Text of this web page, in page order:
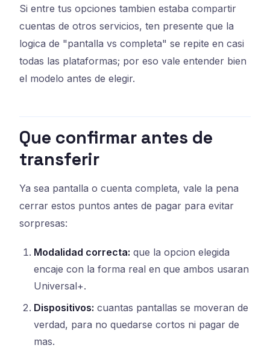
Si entre tus opciones tambien estaba compartir
cuentas de otros servicios, ten presente que la
logica de "pantalla vs completa" se repite en casi
todas las plataformas; por eso vale entender bien
el modelo antes de elegir.
Que confirmar antes de
transferir
Ya sea pantalla o cuenta completa, vale la pena
cerrar estos puntos antes de pagar para evitar
sorpresas:
Modalidad correcta: que la opcion elegida
encaje con la forma real en que ambos usaran
Universal+.
Dispositivos: cuantas pantallas se moveran de
verdad, para no quedarse cortos ni pagar de
mas.